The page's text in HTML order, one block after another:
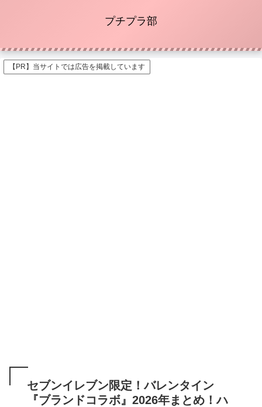
プチプラ部
【PR】当サイトでは広告を掲載しています
セブンイレブン限定！バレンタイン
『ブランドコラボ』2026年まとめ！ハ